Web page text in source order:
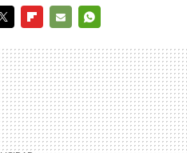
MAIL